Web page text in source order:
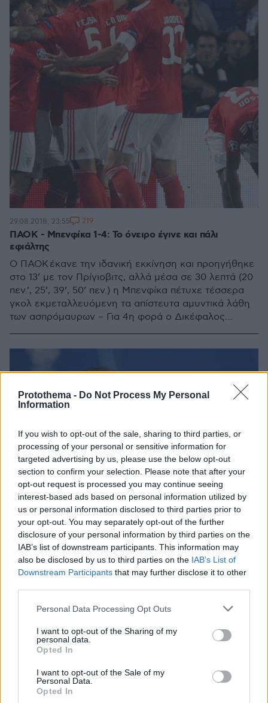
Protothema - Do Not Process My Personal
Information
If you wish to opt-out of the sale, sharing to third parties, or
processing of your personal or sensitive information for
targeted advertising by us, please use the below opt-out
section to confirm your selection. Please note that after your
opt-out request is processed you may continue seeing
interest-based ads based on personal information utilized by
us or personal information disclosed to third parties prior to
your opt-out. You may separately opt-out of the further
disclosure of your personal information by third parties on the
IAB’s list of downstream participants. This information may
also be disclosed by us to third parties on the IAB’s List of
Downstream Participants that may further disclose it to other
Please note that this website/app uses one or more Google
not limited to your visit or usage behaviour. You may click to
grant or deny consent to Google and its third-party tags to
use your data for below specified purposes in below Google
consent section.
Personal Data Processing Opt Outs
I want to opt-out of the Sharing of my
personal data.
Opted In
I want to opt-out of the Sale of my
Personal Data.
Opted In
ΠΑΟΚ - Μπενφίκα 1-4: Το όνειρο έγινε και πάλι
εφιάλτης
Ο ΠΑΟΚ έκανε την ιδανική εκκίνηση και προηγήθηκε
στο 13’ με τον Πρίγιοβιτς, αλλά μέσα σε 30 λεπτά (20
πεν.’, 25’, 39’, 50’ πεν.) η Μπενφίκα πέτυχε τέσσερα
γκολ εκμεταλλευόμενη τα απίστευτα αμυντικά λάθη
των ασπρόμαυρων – Για 4η φορά ο Δικέφαλος
29.08.2018, 23:55 219
Ο Ρουμάνος τεχνικός του ΠΑΟΚ δήλωσε πως αυτός
κι οι παίκτες του θα κάνουν τα πάντα ώστε
ο Δικέφαλος του Βορρά να βρεθεί στους ομίλους του
Champions League
28.08.2018, 15:03 25